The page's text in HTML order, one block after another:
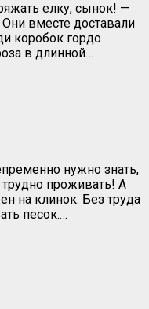
елку, сынок! —
вместе доставали
коробок гордо
в длинной…
нужно знать,
проживать! А
на клинок. Без труда
песок.…